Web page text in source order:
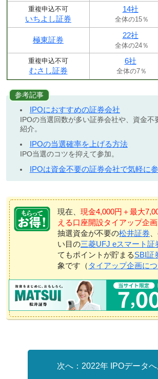
重複申込不可
いちよし証券
14社
全体の15％
極東証券
22社
全体の24％
重複申込不可
むさし証券
6社
全体の7％
参考記事
IPOにおすすめの証券会社
IPOの当選回数が多い証券会社や、資金不
紹介。
IPOの当選確率を上げる方法
IPO当選のコツを抑えて参加。
IPOは資金不要の証券会社で気軽に
現在、 現金4,000円＋最大
える口座開設タイアップ企画
抽選資金が不要の松井証券
い目の三菱UFJ eスマート証
てもポイントが貯まるSBI証
象です（ タイアップ企画に
2022年 IPOデータへ